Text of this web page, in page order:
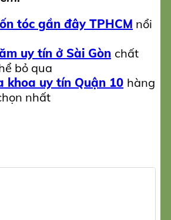
tóc gần đây TPHCM nổi
uy tín ở Sài Gòn chất
bỏ qua
khoa uy tín Quận 10 hàng
nhất